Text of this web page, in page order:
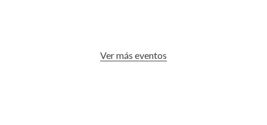
Ver más eventos